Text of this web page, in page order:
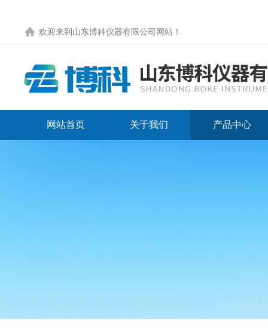
欢迎来到 山东博科仪器有限公司网站 ！
网站首页 关于我们 产品中心